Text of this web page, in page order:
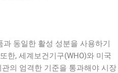
동일한 활성 성분을 사용하기
한, 세계보건기구(WHO)와 미국
의 엄격한 기준을 통과해야 시장